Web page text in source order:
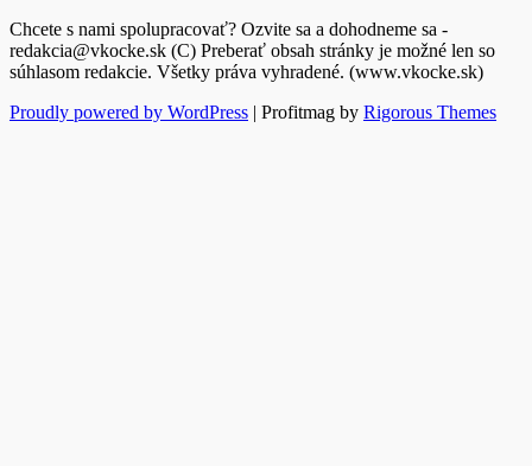
Chcete s nami spolupracovať? Ozvite sa a dohodneme sa -
redakcia@vkocke.sk (C) Preberať obsah stránky je možné len so
súhlasom redakcie. Všetky práva vyhradené. (www.vkocke.sk)
Proudly powered by WordPress | Profitmag by Rigorous Themes